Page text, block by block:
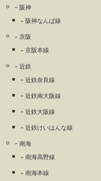
阪神
阪神なんば線
京阪
京阪本線
近鉄
近鉄奈良線
近鉄南大阪線
近鉄大阪線
近鉄けいはんな線
南海
南海高野線
南海本線